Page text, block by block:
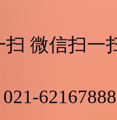
微信扫一
021-62167888